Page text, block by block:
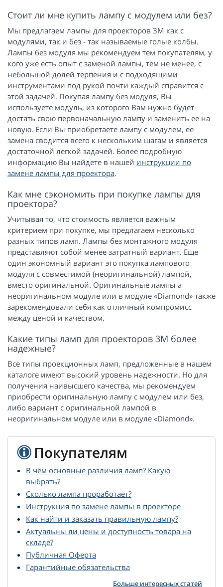
Стоит ли мне купить лампу с модулем или без?
Мы предлагаем лампы для проекторов 3M как с
модулями, так и без - так называемые голые колбы.
Лампы без модуля мы рекомендуем тем покупателям, у
кого уже есть опыт с заменой лампы, тем не менее, с
небольшой долей терпения и с подходящими
инструментами под рукой почти каждый справится с
этой задачей. Покупая лампу без модуля, Вы
используете модуль, из которого Вам нужно будет
достать свою первоначальную лампу и заменить ее на
новую. Если Вы приобретаете лампу с модулем, ее
замена сводится всего к нескольким шагам и является
достаточной легкой задачей. Более подробную
информацию Вы найдете в нашей инструкции по
замене лампы для проектора.
Как мне сэкономить при покупке лампы для
проектора?
Учитывая то, что стоимость является важным
критерием при покупке, мы предлагаем несколько
разных типов ламп. Лампы без монтажного модуля
представляют собой менее затратный вариант. Еще
один экономный вариант это покупка лампового
модуля с совместимой (неоригинальной) лампой,
вместо оригинальной. Оригинальные лампы а
неоригинальном модуле или в модуле «Diamond» также
зарекомендовали себя как отличный компромисс
между ценой и качеством.
Какие типы ламп для проекторов 3M более
надежные?
Все типы проекционных ламп, предложенные в нашем
каталоге имеют высокий уровень надежности. Но для
получения наивысшего качества, мы рекомендуем
приобрести оригинальную лампу с модулем или без,
либо вариант с оригинальной лампой в
неоригинальном модуле или в модуле «Diamond».
Покупателям
В чём основные различия ламп? Какую
выбрать?
Сколько лампа проработает?
Инструкция по замене лампы в проекторе
Как найти и заказать правильную лампу?
Актуальны ли цены и доступность товара на
складе?
Публичная Оферта
Гарантийные обязательства
Больше интересных статей